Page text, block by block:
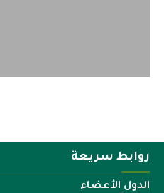
روابط سريعة
الدول الأعضاء